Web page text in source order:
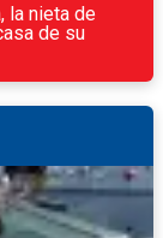
la nieta de
de su